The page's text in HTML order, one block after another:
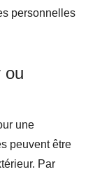
personnelles
ou
une
peuvent être
Par